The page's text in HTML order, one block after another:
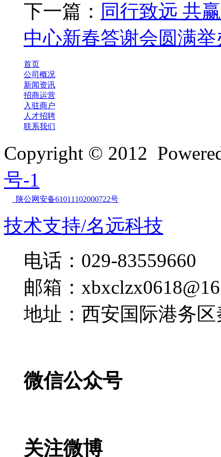
下一篇： 同行致远 共
中心新春答谢会圆满举
首页
公司概况
新闻资讯
招商运营
入驻商户
人才招聘
联系我们
Copyright © 2012
号-1
陕公网安备61011102000722号
技术支持/名远科技
电话：029-83559660
邮箱：
地址：西安国际港务
微信公众号
关注微博